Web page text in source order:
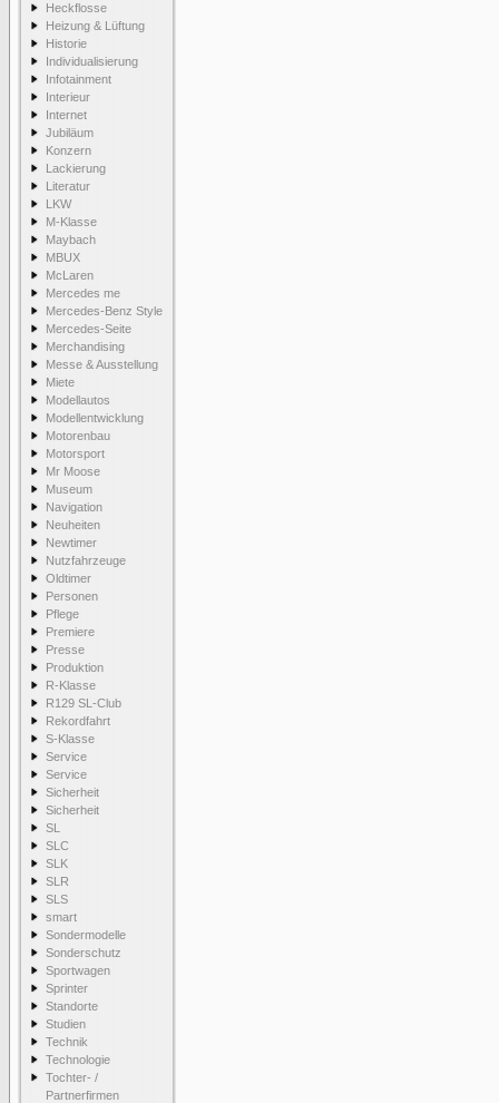
Heckflosse
Heizung & Lüftung
Historie
Individualisierung
Infotainment
Interieur
Internet
Jubiläum
Konzern
Lackierung
Literatur
LKW
M-Klasse
Maybach
MBUX
McLaren
Mercedes me
Mercedes-Benz Style
Mercedes-Seite
Merchandising
Messe & Ausstellung
Miete
Modellautos
Modellentwicklung
Motorenbau
Motorsport
Mr Moose
Museum
Navigation
Neuheiten
Newtimer
Nutzfahrzeuge
Oldtimer
Personen
Pflege
Premiere
Presse
Produktion
R-Klasse
R129 SL-Club
Rekordfahrt
S-Klasse
Service
Service
Sicherheit
Sicherheit
SL
SLC
SLK
SLR
SLS
smart
Sondermodelle
Sonderschutz
Sportwagen
Sprinter
Standorte
Studien
Technik
Technologie
Tochter- /
Partnerfirmen